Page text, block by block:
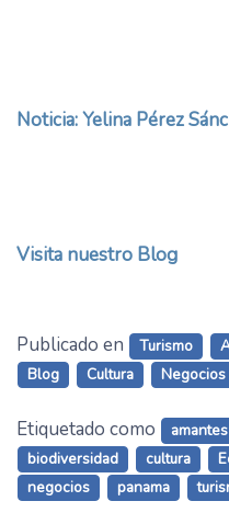
Noticia: Yelina Pérez
Visita nuestro Blog
Publicado en Turismo
Blog
Cultura Negocios
Etiquetado como
biodiversidad
cultura
negocios
panama